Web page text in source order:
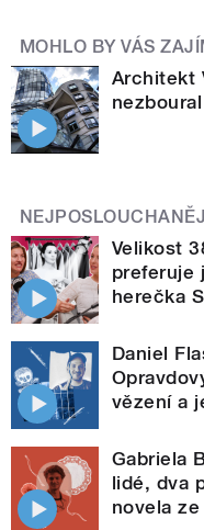
MOHLO BY VÁS
Architekt
nezboural
Velikost
preferuje
herečka
Daniel
vězení a
Gabriela
lidé, dva
novela